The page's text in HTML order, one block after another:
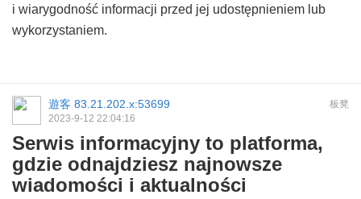
i wiarygodność informacji przed jej udostępnieniem lub
wykorzystaniem.
板凳
遊客 83.21.202.x:53699
2023-9-12 22:04:16
Serwis informacyjny to platforma,
gdzie odnajdziesz najnowsze
wiadomości i aktualności